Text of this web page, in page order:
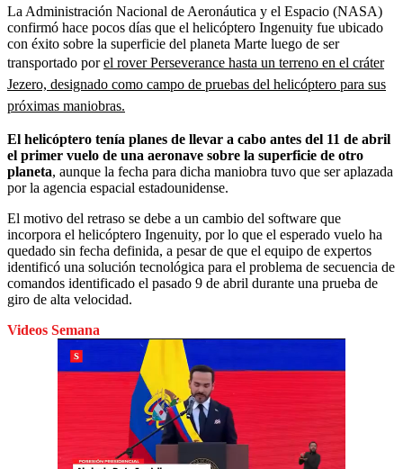
La Administración Nacional de Aeronáutica y el Espacio (NASA)
confirmó hace pocos días que el helicóptero Ingenuity fue ubicado
con éxito sobre la superficie del planeta Marte luego de ser
transportado porel rover Perseverance hasta un terreno en el cráter
Jezero, designado como campo de pruebas del helicóptero para sus
próximas maniobras.
El helicóptero tenía planes de llevar a cabo antes del 11 de abril
el primer vuelo de una aeronave sobre la superficie de otro
planeta, aunque la fecha para dicha maniobra tuvo que ser aplazada
por la agencia espacial estadounidense.
El motivo del retraso se debe a un cambio del software que
incorpora el helicóptero Ingenuity, por lo que el esperado vuelo ha
quedado sin fecha definida, a pesar de que el equipo de expertos
identificó una solución tecnológica para el problema de secuencia de
comandos identificado el pasado 9 de abril durante una prueba de
giro de alta velocidad.
Videos Semana